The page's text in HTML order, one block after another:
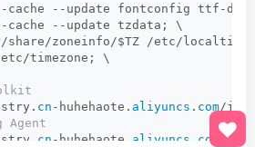
cache --update fontconfig ttf-
cache --update tzdata; \
share/zoneinfo/$TZ /etc/
timezone; \
cn -huhehaote. aliyuncs . com/
Agent
cn -huhehaote. aliyuncs com /